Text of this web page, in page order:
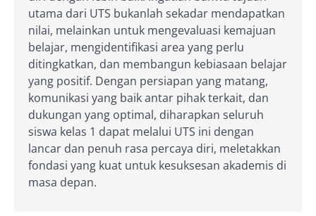
utama dari UTS bukanlah sekadar mendapatkan
nilai, melainkan untuk mengevaluasi kemajuan
belajar, mengidentifikasi area yang perlu
ditingkatkan, dan membangun kebiasaan belajar
yang positif. Dengan persiapan yang matang,
komunikasi yang baik antar pihak terkait, dan
dukungan yang optimal, diharapkan seluruh
siswa kelas 1 dapat melalui UTS ini dengan
lancar dan penuh rasa percaya diri, meletakkan
fondasi yang kuat untuk kesuksesan akademis di
masa depan.